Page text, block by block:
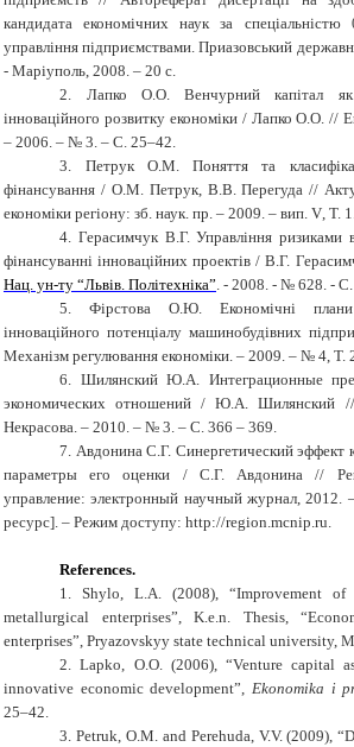
кандидата економічних наук за
управління підприємствами. Приазовський
- Маріуполь, 2008. – 20 с.
2.
Лапко О.О. Венчурний капітал як
інноваційного розвитку економіки / Лапко О.О. //
– 2006. – № 3. – С. 25–42.
3.
Петрук О.М. Поняття та
фінансування / О.М. Петрук, В.В. Перегуда //
економіки регіону: зб. наук. пр. – 2009. – вип. V, Т.
4. Герасимчук В.Г. Управління ризиками
фінансуванні інноваційних проектів / В.Г.
Нац. ун-ту “Львів. Політехніка”. - 2008. - № 628. -
5.
Фірстова О.Ю. Економічні
інноваційного потенціалу машинобудівних
Механізм регулювання економіки. – 2009. – № 4, Т.
6. Шилянский Ю.А. Интеграционные
экономических отношений /Ю.А. Шилянский
Некрасова. – 2010. – № 3. – С. 366 – 369.
7. Авдонина С.Г. Синергетический эффект
параметры его оценки / С.Г. Авдонина //
управление: электронный научный журнал,
ресурс]. – Режим доступу: http://region.mcnip.ru.
References.
1.
Shylo, L.A. (2008), “Improvement
metallurgical enterprises”, K.e.n. Thesis,“
enterprises”, Pryazovskyy state technical university,
2. Lapko, O.O. (2006), “Venture capital
innovative economic development”, Ekonomika i
25–42.
3. Petruk, O.M.andPerehuda,V.V.(2009),